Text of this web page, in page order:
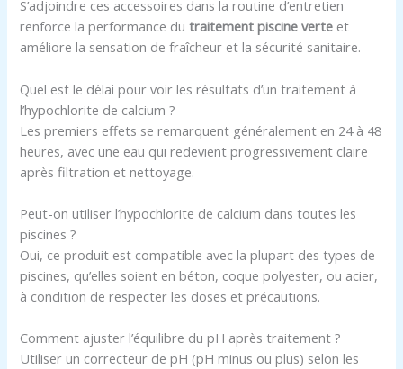
S’adjoindre ces accessoires dans la routine d’entretien
renforce la performance dutraitement piscine verte et
améliore la sensation de fraîcheur et la sécurité sanitaire.
Quel est le délai pour voir les résultats d’un traitement à
l’hypochlorite de calcium ?
Les premiers effets se remarquent généralement en 24 à 48
heures, avec une eau qui redevient progressivement claire
après filtration et nettoyage.
Peut-on utiliser l’hypochlorite de calcium dans toutes les
piscines ?
Oui, ce produit est compatible avec la plupart des types de
piscines, qu’elles soient en béton, coque polyester, ou acier,
à condition de respecter les doses et précautions.
Comment ajuster l’équilibre du pH après traitement ?
Utiliser un correcteur de pH (pH minus ou plus) selon les